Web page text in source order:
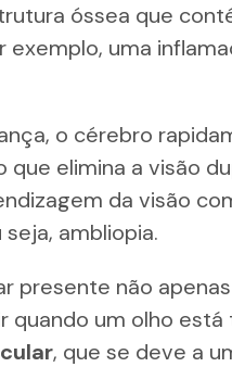
óssea que
uma
o cérebro
elimina a visão
da visão
ambliopia.
presente não
quando um olho
, que se deve a